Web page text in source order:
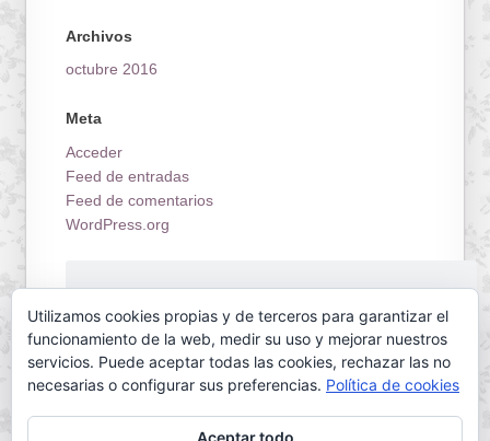
Archivos
octubre 2016
Meta
Acceder
Feed de entradas
Feed de comentarios
WordPress.org
Utilizamos cookies propias y de terceros para garantizar el
funcionamiento de la web, medir su uso y mejorar nuestros
servicios. Puede aceptar todas las cookies, rechazar las no
necesarias o configurar sus preferencias. Política de cookies
Aceptar todo